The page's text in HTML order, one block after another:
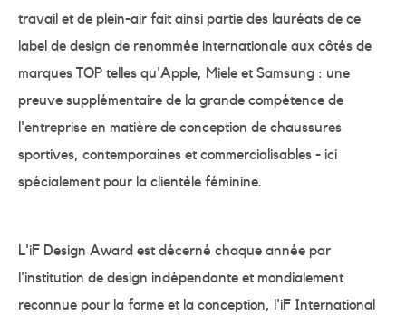
travail et de plein-air fait ainsi partie des lauréats de ce
label de design de renommée internationale aux côtés de
marques TOP telles qu'Apple, Miele et Samsung : une
preuve supplémentaire de la grande compétence de
l'entreprise en matière de conception de chaussures
sportives, contemporaines et commercialisables - ici
spécialement pour la clientèle féminine.
L'iF Design Award est décerné chaque année par
l'institution de design indépendante et mondialement
reconnue pour la forme et la conception, l'iF International